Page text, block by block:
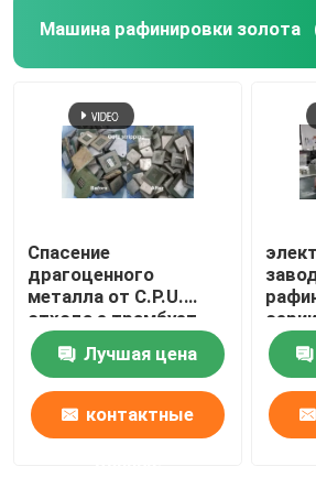
Машина рафинировки золота
Спасение
драгоценного
металла от C.P.U.
отхода e трамбует
машину спасения
золотаЛучшая цена
контактные